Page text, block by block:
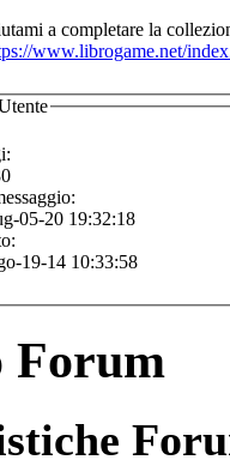
a completare la
www.librogame.net/
05-20 19:32:18
19-14 10:33:58
Forum